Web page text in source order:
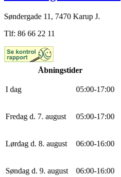
Søndergade 11, 7470 Karup J.
Tlf: 86 66 22 11
Åbningstider
I dag 05:00-17:00
Fredag d. 7. august 05:00-17:00
Lørdag d. 8. august 06:00-16:00
Søndag d. 9. august 06:00-16:00